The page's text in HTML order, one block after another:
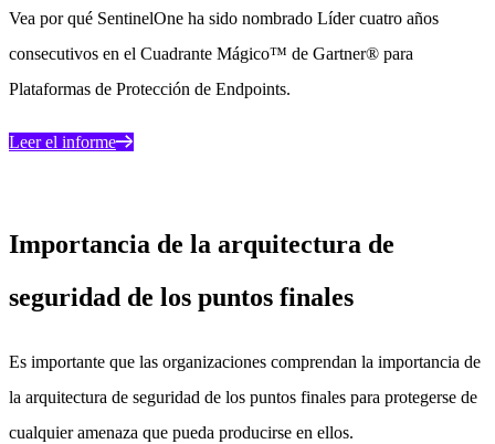
Vea por qué SentinelOne ha sido nombrado Líder cuatro años
consecutivos en el Cuadrante Mágico™ de Gartner® para
Plataformas de Protección de Endpoints.
Leer el informe
Importancia de la arquitectura de
seguridad de los puntos finales
Es importante que las organizaciones comprendan la importancia de
la arquitectura de seguridad de los puntos finales para protegerse de
cualquier amenaza que pueda producirse en ellos.